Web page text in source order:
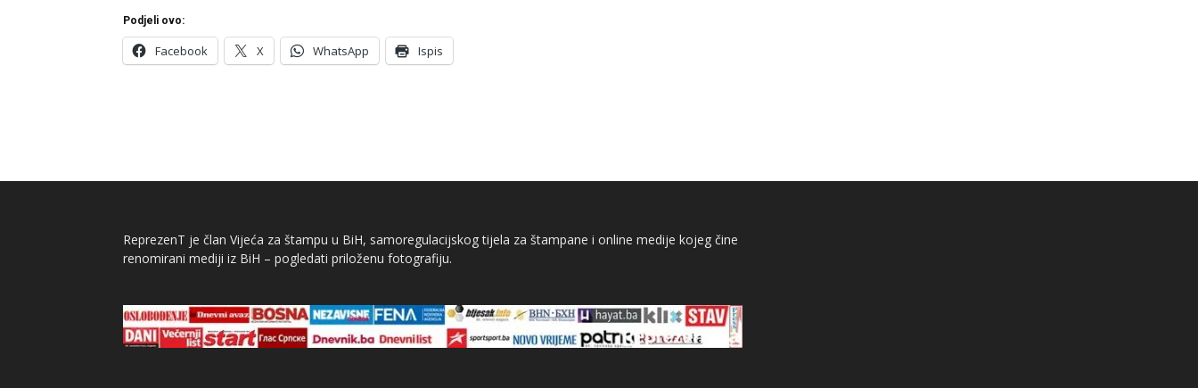
Podjeli ovo:
Facebook X WhatsApp Ispis
ReprezenT je član Vijeća za štampu u BiH, samoregulacijskog tijela za štampane i online medije kojeg čine
renomirani mediji iz BiH – pogledati priloženu fotografiju.